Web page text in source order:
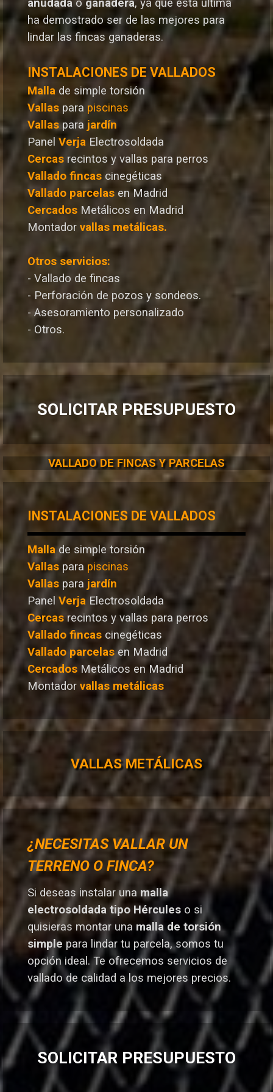
anudada o ganadera, ya que esta última
ha demostrado ser de las mejores para
lindar las fincas ganaderas.
INSTALACIONES DE VALLADOS
Malla de simple torsión
Vallas para piscinas
Vallaspara jardín
Panel Verja Electrosoldada
Cercas recintos y vallas para perros
Vallado fincas cinegéticas
Vallado parcelas en Madrid
Cercados Metálicos en Madrid
Montador vallas metálicas.
Otros servicios:
- Vallado de fincas
- Perforación de pozos y sondeos.
- Asesoramiento personalizado
- Otros.
SOLICITAR PRESUPUESTO
VALLADO DE FINCAS Y PARCELAS
INSTALACIONES DE VALLADOS
Mallade simple torsión
Vallas para piscinas
Vallas para jardín
Panel Verja Electrosoldada
Cercas recintos y vallas para perros
Vallado fincas cinegéticas
Vallado parcelasen Madrid
Cercados Metálicos en Madrid
Montador vallas metálicas
VALLAS METÁLICAS
¿NECESITAS VALLAR UN
TERRENO O FINCA?
Si deseas instalar una malla
electrosoldada tipo Hércules o si
quisieras montar una malla de torsión
simple para lindar tu parcela, somos tu
opción ideal. Te ofrecemos servicios de
vallado de calidad a los mejores precios.
SOLICITAR PRESUPUESTO